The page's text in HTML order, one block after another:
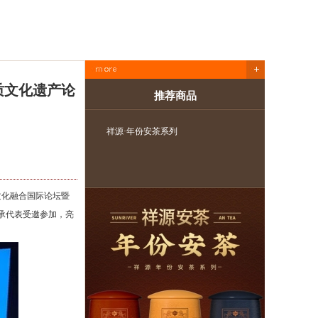
文化遗产论
融合国际论坛暨
代表受邀参加，亮
推荐商品
祥源·年份安茶系列